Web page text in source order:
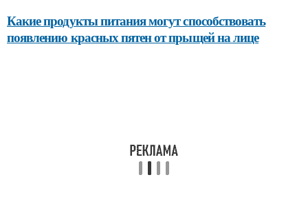
Какие продукты питания могут способствовать
появлению красных пятен от прыщей на лице